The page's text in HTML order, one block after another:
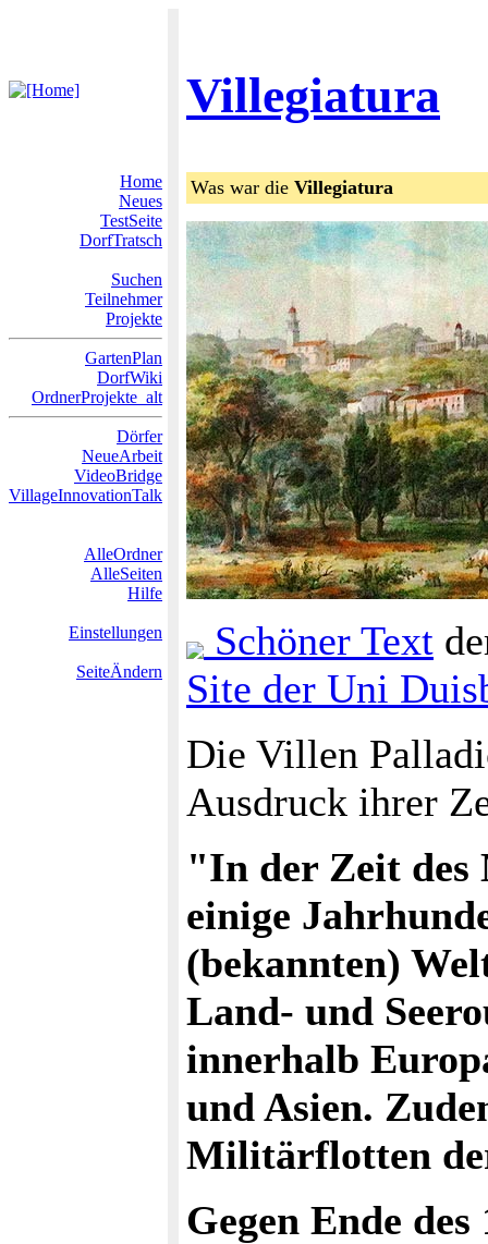
Villegiatura
Home
Neues
TestSeite
DorfTratsch
Suchen
Teilnehmer
Projekte
GartenPlan
DorfWiki
OrdnerProjekte_alt
Dörfer
NeueArbeit
VideoBridge
VillageInnovationTalk
AlleOrdner
AlleSeiten
Hilfe
Einstellungen
SeiteÄndern
Was war die Villegiatura
Schöner Text
Site der Uni
Die Villen
Ausdruck ihrer
"In der Zeit des
einige
(bekannten)
Land- und
innerhalb
und Asien.
Militärflotten
Gegen Ende